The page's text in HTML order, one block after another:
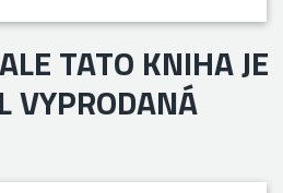
TATO KNIHA JE
VYPRODANÁ